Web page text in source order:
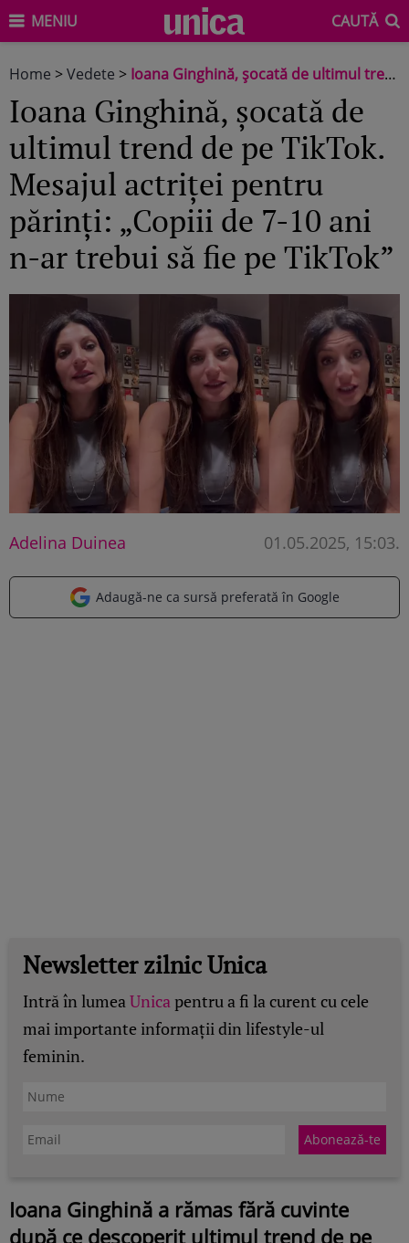
MENIU CAUTĂ
Home >Vedete > Ioana Ginghină, șocată de ultimul trend de pe TikTok. Mesajul actriței pentru părinți: „Copiii de 7-10 ani n-ar trebui să fie pe TikTok”
Ioana Ginghină, șocată de
ultimul trend de pe TikTok.
Mesajul actriței pentru
părinți: „Copiii de 7-10 ani
n-ar trebui să fie pe TikTok”
Adelina Duinea 01.05.2025, 15:03.
Adaugă-ne ca sursă preferată în Google
Newsletter zilnic Unica
Intră în lumeaUnicapentru a fi la curent cu cele
mai importante informații din lifestyle-ul
feminin.
Ioana Ginghină a rămas fără cuvinte
după ce descoperit ultimul trend de pe